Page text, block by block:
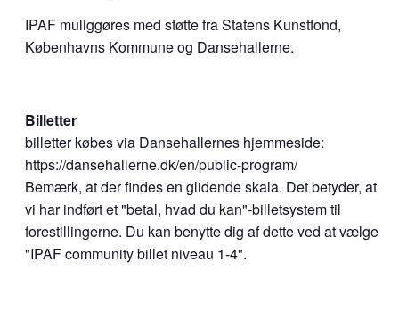
IPAF muliggøres med støtte fra Statens Kunstfond,
Københavns Kommune og Dansehallerne.
Billetter
billetter købes via Dansehallernes hjemmeside:
https://dansehallerne.dk/en/public-program/
Bemærk, at der findes en glidende skala. Det betyder, at
vi har indført et "betal, hvad du kan"-billetsystem til
forestillingerne. Du kan benytte dig af dette ved at vælge
"IPAF community billet niveau 1-4".